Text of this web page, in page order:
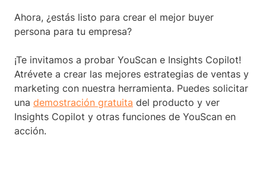
Ahora, ¿estás listo para crear el mejor buyer
persona para tu empresa?
¡Te invitamos a probar YouScan e Insights Copilot!
Atrévete a crear las mejores estrategias de ventas y
marketing con nuestra herramienta. Puedes solicitar
una demostración gratuita del producto y ver
Insights Copilot y otras funciones de YouScan en
acción.